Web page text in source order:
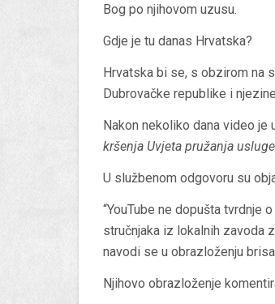
Bog po njihovom uzusu.
Gdje je tu danas Hrvatska?
Hrvatska bi se, s obzirom na
Dubrovačke republike i
Nakon nekoliko dana video je
kršenja Uvjeta pružanja
U službenom odgovoru su
“YouTube ne dopušta tvrdnje
stručnjaka iz lokalnih zavoda
navodi se u obrazloženju
Njihovo obrazloženje